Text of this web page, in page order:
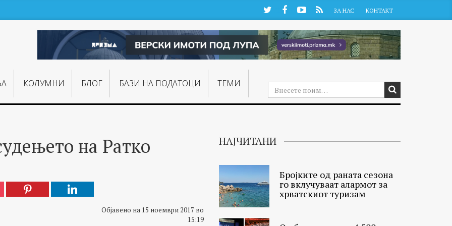
TwitterFacebookYouTube
RSS ЗА НАС КОНТАКТ
КОЛУМНИ БЛОГ БАЗИ НА ПОДАТОЦИ ТЕМИ
на Ратко
Објавено на 15 ноември 2017 во
15:19
НАЈЧИТАНИ
Бројките од раната сезона
го вклучуваат алармот за
хрватскиот туризам